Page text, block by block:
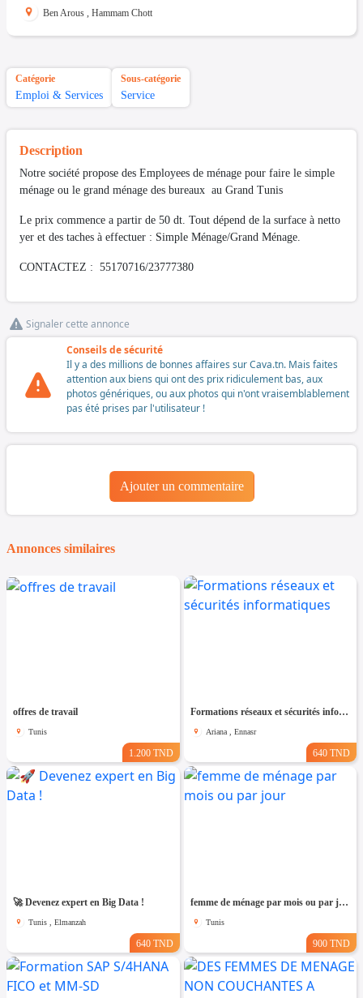
Ben Arous , Hammam Chott
Catégorie
Emploi & Services
Sous-catégorie
Service
Description
Notre société propose des Employees de ménage pour faire le simple
ménage ou le grand ménage des bureaux au Grand Tunis
Le prix commence a partir de 50 dt. Tout dépend de la surface à netto
yer et des taches à effectuer : Simple Ménage/Grand Ménage.
CONTACTEZ : 55170716/23777380
Signaler cette annonce
Conseils de sécurité
Il y a des millions de bonnes affaires sur Cava.tn. Mais faites
attention aux biens qui ont des prix ridiculement bas, aux
photos génériques, ou aux photos qui n'ont vraisemblablement
pas été prises par l'utilisateur !
Ajouter un commentaire
Annonces similaires
offres de travail
Tunis
1.200 TND
Formations réseaux et sécurités informatiques
Ariana , Ennasr
640 TND
🚀 Devenez expert en Big Data !
Tunis , Elmanzah
640 TND
femme de ménage par mois ou par jour
Tunis
900 TND